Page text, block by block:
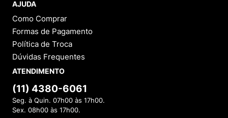
AJUDA
Como Comprar
Formas de Pagamento
Política de Troca
Dúvidas Frequentes
ATENDIMENTO
(11) 4380-6061
Seg. à Quin. 07h00 às 17h00.
Sex. 08h00 às 17h00.